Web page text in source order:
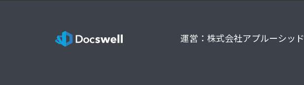
運営：株式会社アプルーシッド